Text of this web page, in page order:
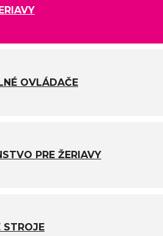
OVLÁDAČE
PRE ŽERIAVY
STROJE